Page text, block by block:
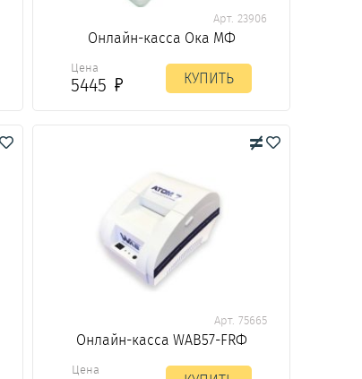
Арт. 23906
Онлайн-касса Ока МФ
Цена
5445 КУПИТЬ
Арт. 75665
Онлайн-касса WAB57-FRФ
Цена